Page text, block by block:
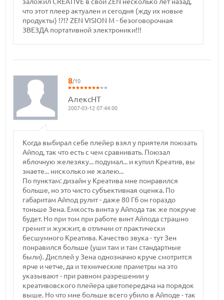
что этот плеер актуален и сегодня (жду их новые
продукты) !?!? ZEN VISION M - безоговорочная
ЗВЕЗДА портативной электроники!!!
8/10
АлексНТ
2007-03-12 07:44:00
Когда выбирал себе плейер взял у приятеля поюзать
Айпод, так что есть с чем сравнивать. Поюзал
яблочную железяку... подумал... и купил Креатив, вы
знаете... нисколько не жалею...
По пунктам: дизайн у Креатива мне понравился
больше, но это чисто субъективная оценка. По
габаритам Айпод рулит - даже 80 Гб он гораздо
тоньше Зена. Емкость винта у Айпода так же покруче
будет. Но при том при работе винт Айпода страшно
гремит и жужжит, в отличии от практически
бесшумного Креатива. Качество звука - тут Зен
понравился больше (уши там и там стандартные
были). Дисплей у Зена однозначно круче смотрится
ярче и четче, да и технические праметры на это
указывают - при равном разрешении у
креативовского плейера цветопередача на порядок
выше. Но что мне больше всего убило в Айподе - так